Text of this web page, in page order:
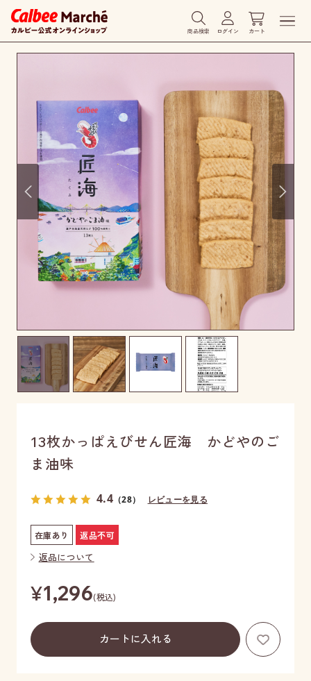
商品検索 ログイン カート
Prev Next
13枚かっぱえびせん匠海 かどやのご
ま油味
4.4 （28） レビューを見る
在庫あり 返品不可
返品について
¥1,296(税込)